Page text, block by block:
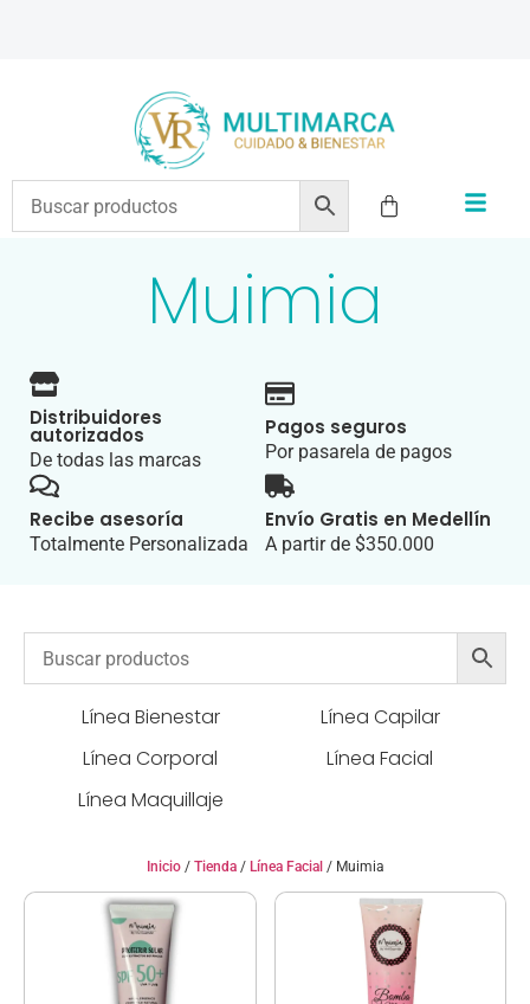
ENVÍOS A TODO EL PAÍS | RECIBIMOS TODOS LOS MEDIOS DE PAGO
Muimia
Distribuidores
autorizados
De todas las marcas
Pagos seguros
Por pasarela de pagos
Recibe asesoría
Totalmente Personalizada
Envío Gratis en Medellín
A partir de $350.000
Línea Bienestar
Línea Capilar
Línea Corporal
Línea Facial
Línea Maquillaje
Inicio/ Tienda/ Línea Facial / Muimia